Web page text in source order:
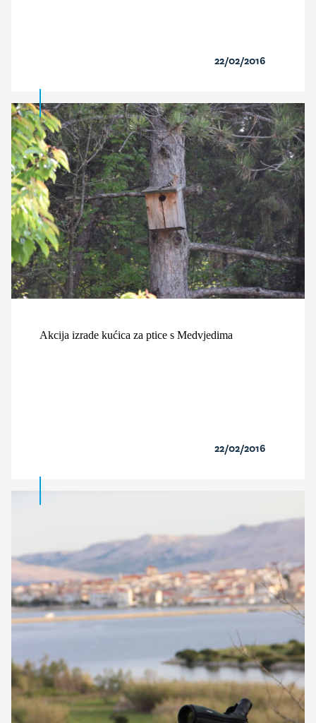
22/02/2016
Akcija izrade kućica za ptice s Medvjedima
22/02/2016